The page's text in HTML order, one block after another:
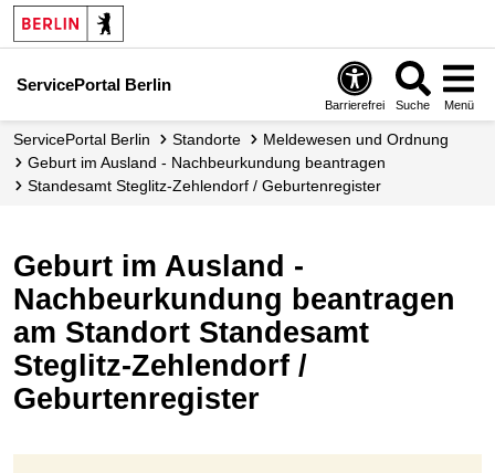
ServicePortal Berlin
Barrierefrei Suche Menü
ServicePortal Berlin Standorte
Meldewesen und Ordnung
Geburt im Ausland - Nachbeurkundung beantragen
Standesamt Steglitz-Zehlendorf / Geburtenregister
Geburt im Ausland -
Nachbeurkundung beantragen
am Standort Standesamt
Steglitz-Zehlendorf /
Geburtenregister